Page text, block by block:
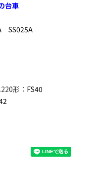
台車
SS025A
形： FS40